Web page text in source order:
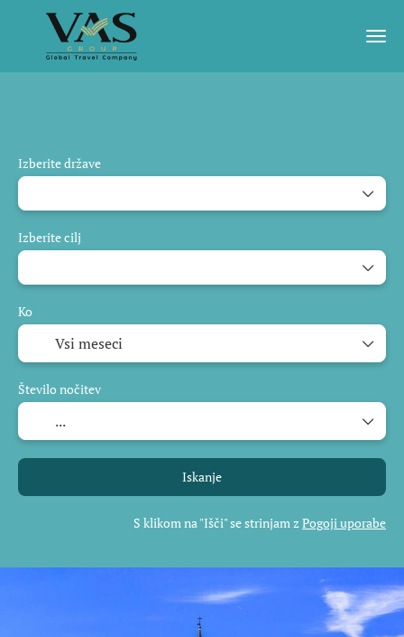
Izberite države
Izberite cilj
Ko
Število nočitev
Iskanje
S klikom na "Išči" se strinjam z Pogoji uporabe